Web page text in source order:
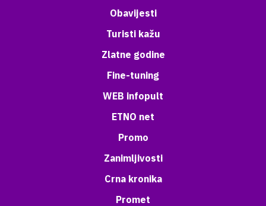
Obavijesti
Turisti kažu
Zlatne godine
Fine-tuning
WEB infopult
ETNO net
Promo
Zanimljivosti
Crna kronika
Promet